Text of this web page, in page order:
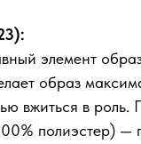
элемент
образ
вжиться в роль.
полиэстер) —